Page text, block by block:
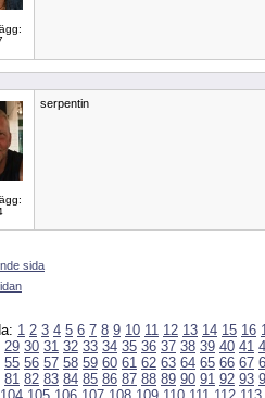
serpentin
sida
1 2 3 4 5 6 7 8 9 10 11 12 13 14 15 16
29 30 31 32 33 34 35 36 37 38 39 40 41
55 56 57 58 59 60 61 62 63 64 65 66 67
81 82 83 84 85 86 87 88 89 90 91 92 93